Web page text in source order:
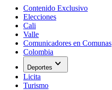
Contenido Exclusivo
Elecciones
Cali
Valle
Comunicadores en Comunas
Colombia
Deportes expand_more
Licita
Turismo